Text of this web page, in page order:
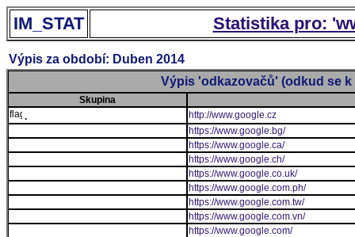
IM_STAT Statistika pro:
Výpis za období: Duben 2014
Výpis 'odkazovačů' (odkud se k
Skupina
.
http://www.google.cz
https://www.google.bg/
https://www.google.ca/
https://www.google.ch/
https://www.google.co.uk/
https://www.google.com.ph/
https://www.google.com.tw/
https://www.google.com.vn/
https://www.google.com/